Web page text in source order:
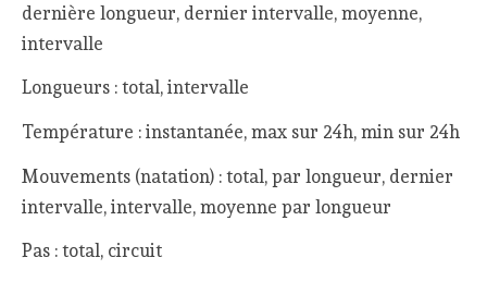
dernière longueur, dernier intervalle, moyenne,
intervalle
Longueurs : total, intervalle
Température : instantanée, max sur 24h, min sur 24h
Mouvements (natation) : total, par longueur, dernier
intervalle, intervalle, moyenne par longueur
Pas : total, circuit